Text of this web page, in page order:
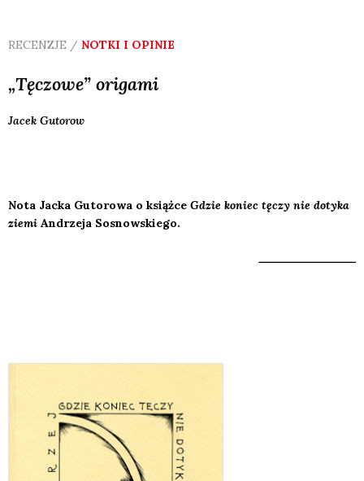
RECENZJE / NOTKI I OPINIE
„Tęczowe” origami
Jacek Gutorow
Nota Jacka Gutorowa o książce Gdzie koniec tęczy nie dotyka
ziemi Andrzeja Sosnowskiego.